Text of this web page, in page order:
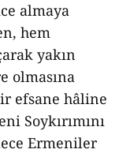
almaya
hem
yakın
olmasına
efsane hâline
Soykırımını
Ermeniler